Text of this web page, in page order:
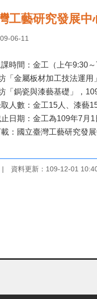
工藝研究發展
06-11
時間：金工（上午9:30
「金屬板材加工技法運
「鋦瓷與漆藝基礎」，
人數：金工15人、漆藝15
日期：金工為109年7月
載：國立臺灣工藝研究發
資料更新：109-12-01